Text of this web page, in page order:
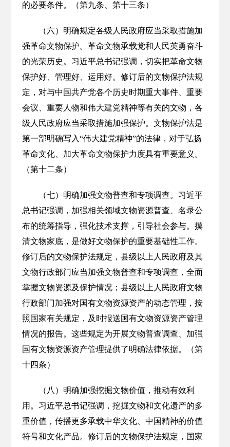
的必要条件。（第九条、第十三条）
（六）明确规定各级人民政府应当采取措施加
强革命文物保护。革命文物承载党和人民英勇奋斗
的光荣历史。习近平总书记强调，切实把革命文物
保护好、管理好、运用好。修订后的文物保护法规
定，对与中国共产党各个历史时期重大事件、重要
会议、重要人物和伟大建党精神等有关的文物，各
级人民政府应当采取措施加强保护。文物保护法是
第一部明确写入“伟大建党精神”的法律，对于弘扬
革命文化、加大革命文物保护力度具有重要意义。
（第十二条）
（七）明确加强文物普查和专项调查。习近平
总书记强调，加强相关领域文物资源普查、名录公
布的统筹指导，强化技术支撑，引导社会参与。摸
清文物家底，是做好文物保护的重要基础性工作。
修订后的文物保护法规定，县级以上人民政府及其
文物行政部门应当加强文物普查和专项调查，全面
掌握文物资源及保护情况；县级以上人民政府文物
行政部门加强对国有文物资源资产的动态管理，按
照国家有关规定，及时报送国有文物资源资产管理
情况的报告。这些规定为开展文物普查调查、加强
国有文物资源资产管理提供了明确法律依据。（第
十四条）
（八）明确加强挖掘文物价值，推动有效利
用。习近平总书记强调，挖掘文物和文化遗产的多
重价值，传播更多承载中华文化、中国精神的价值
符号和文化产品。修订后的文物保护法规定，国家